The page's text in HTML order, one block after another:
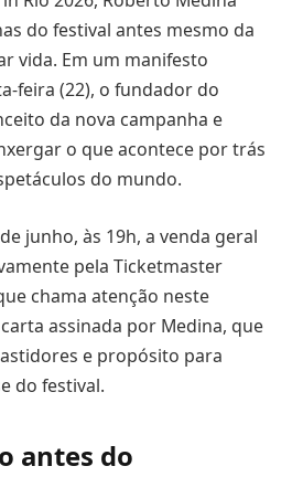
do festival antes mesmo da
vida. Em um manifesto
feira (22), o fundador do
da nova campanha e
o que acontece por trás
do mundo.
junho, às 19h, a venda geral
pela Ticketmaster
chama atenção neste
assinada por Medina, que
e propósito para
do festival.
antes do